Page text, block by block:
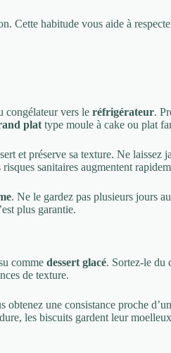
Cette habitude vous aide à
congélateur vers le réfrigérateur.
plat type moule à cake ou plat
et préserve sa texture. Ne laissez
sanitaires augmentent
. Ne le gardez pas plusieurs jours
plus garantie.
comme dessert glacé. Sortez-le du
de texture.
une consistance proche
les biscuits gardent leur